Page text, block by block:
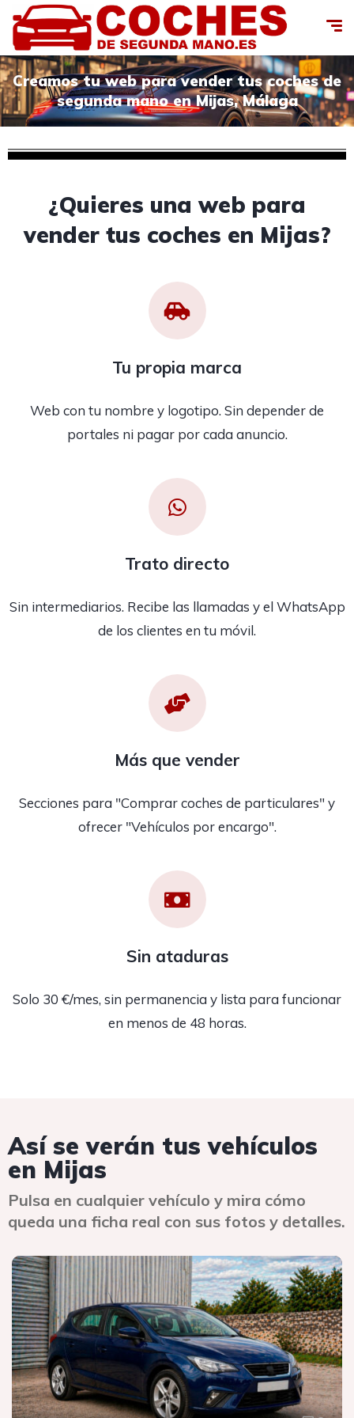
Creamos tu web para vender tus coches de
segunda mano en Mijas, Málaga
¿Quieres una web para
vender tus coches en Mijas?
Tu propia marca
Web con tu nombre y logotipo. Sin depender de
portales ni pagar por cada anuncio.
Trato directo
Sin intermediarios. Recibe las llamadas y el WhatsApp
de los clientes en tu móvil.
Más que vender
Secciones para "Comprar coches de particulares" y
ofrecer "Vehículos por encargo".
Sin ataduras
Solo 30 €/mes, sin permanencia y lista para funcionar
en menos de 48 horas.
Así se verán tus vehículos
en Mijas
Pulsa en cualquier vehículo y mira cómo
queda una ficha real con sus fotos y detalles.